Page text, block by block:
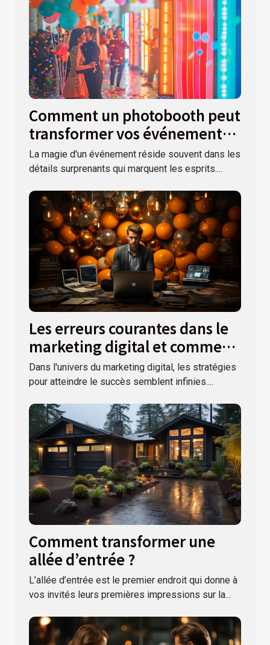
Comment un photobooth peut
transformer vos événements
festifs
La magie d'un événement réside souvent dans les
détails surprenants qui marquent les esprits....
Les erreurs courantes dans le
marketing digital et comment
les éviter
Dans l'univers du marketing digital, les stratégies
pour atteindre le succès semblent infinies....
Comment transformer une
allée d’entrée ?
L’allée d’entrée est le premier endroit qui donne à
vos invités leurs premières impressions sur la...